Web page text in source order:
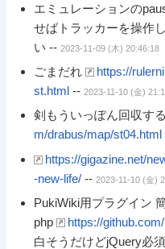
エミュレーションの
せばトラッカーを操作
い -- 2023-11-09 (木) 20:46:18
ごまだれ
https://
st.html -- 2023-11-10 (金)
剣もういっぽん回収す
m/drabus/map/st04.html
https://gigazine.net/
-new-life/ -- 2023-11-10 (金)
PukiWiki用プラグイン
php
https://
白そうだけどjQuery必